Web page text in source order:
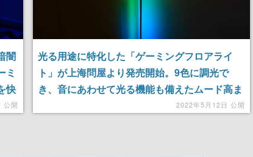
闇
ミ
快
公開
光る用途に特化した「ゲーミングフロアライ
ト」が上海問屋より発売開始。9色に調光で
き、音にあわせて光る機能も備えたムード高ま
2022年5月12日 公開